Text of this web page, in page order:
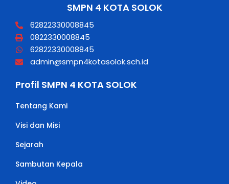
SMPN 4 KOTA SOLOK
62822330008845
0822330008845
62822330008845
admin@smpn4kotasolok.sch.id
Profil SMPN 4 KOTA SOLOK
Tentang Kami
Visi dan Misi
Sejarah
Sambutan Kepala